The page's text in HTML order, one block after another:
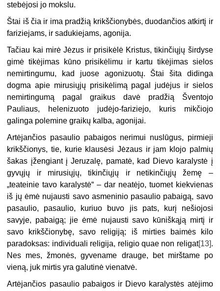
stebėjosi jo mokslu.
Štai iš čia ir ima pradžią krikščionybės, duodančios atkirtį ir
fariziejams, ir sadukiejams, agonija.
Tačiau kai mirė Jėzus ir prisikėlė Kristus, tikinčiųjų širdyse
gimė tikėjimas kūno prisikėlimu ir kartu tikėjimas sielos
nemirtingumu, kad juose agonizuotų. Štai šita didinga
dogma apie mirusiųjų prisikėlimą pagal judėjus ir sielos
nemirtingumą pagal graikus davė pradžią Šventojo
Pauliaus, helenizuoto judėjo-fariziejo, kuris mikčiojo
galinga polemine graikų kalba, agonijai.
Artėjančios pasaulio pabaigos nerimui nuslūgus, pirmieji
krikščionys, tie, kurie klausėsi Jėzaus ir jam klojo palmių
šakas įžengiant į Jeruzalę, pamatė, kad Dievo karalystė į
gyvųjų ir mirusiųjų, tikinčiųjų ir netikinčiųjų žemę –
„teateinie tavo karalystė“ – dar neatėjo, tuomet kiekvienas
iš jų ėmė nujausti savo asmeninio pasaulio pabaigą, savo
pasaulio, pasaulio, kuriuo buvo jis pats, kurį nešiojosi
savyje, pabaigą; jie ėmė nujausti savo kūniškąją mirtį ir
savo krikščionybę, savo religiją; iš mirties baimės kilo
paradoksas: individuali religija, religio quae non religat[13] .
Nes mes, žmonės, gyvename drauge, bet mirštame po
vieną, juk mirtis yra galutinė vienatvė.
Artėjančios pasaulio pabaigos ir Dievo karalystės atėjimo